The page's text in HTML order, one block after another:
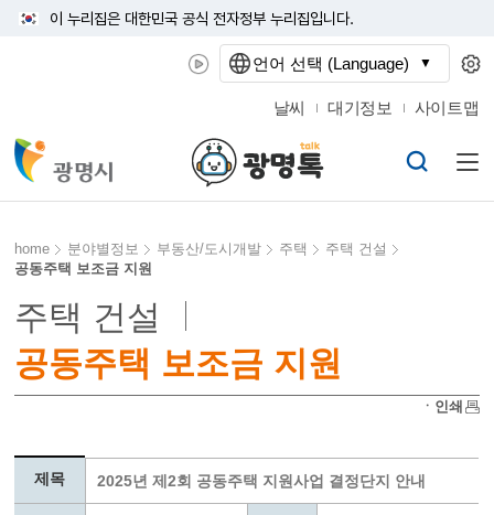
이 누리집은 대한민국 공식 전자정부 누리집입니다.
날씨 대기정보 사이트맵
home 분야별정보 부동산/도시개발 주택
주택 건설
공동주택 보조금 지원
주택 건설
공동주택 보조금 지원
ㆍ인쇄
제목 2025년 제2회 공동주택 지원사업 결정단지 안내
언어 선택 (Language)